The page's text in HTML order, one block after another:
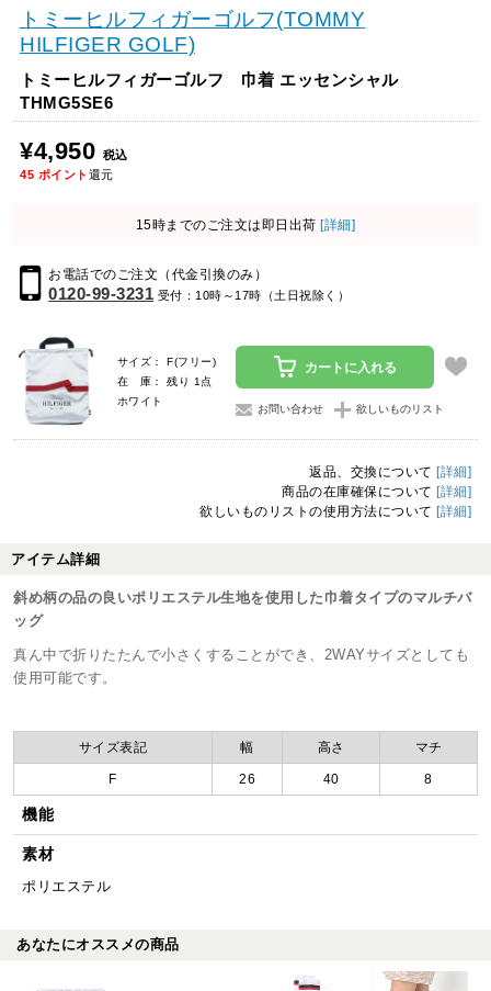
トミーヒルフィガーゴルフ(TOMMY
HILFIGER GOLF)
トミーヒルフィガーゴルフ 巾着 エッセンシャル
THMG5SE6
¥4,950 税込
45 ポイント 還元
15時までのご注文は即日出荷 [詳細]
お電話でのご注文（代金引換のみ）
0120-99-3231 受付：10時～17時（土日祝除く）
サイズ： F(フリー)
在 庫： 残り 1点
ホワイト
カートに入れる
お問い合わせ 欲しいものリスト
返品、交換について [詳細]
商品の在庫確保について [詳細]
欲しいものリストの使用方法について [詳細]
アイテム詳細
斜め柄の品の良いポリエステル生地を使用した巾着タイプのマルチバ
ッグ
真ん中で折りたたんで小さくすることができ、2WAYサイズとしても
使用可能です。
サイズ表記 幅 高さ マチ
F 26 40 8
機能
素材
ポリエステル
あなたにオススメの商品